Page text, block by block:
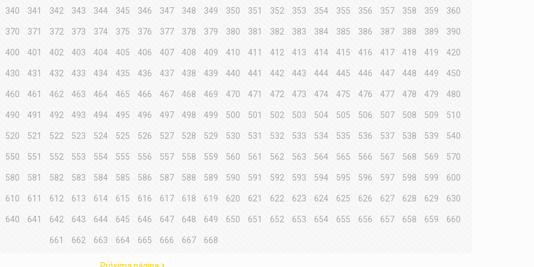
340 341 342 343 344 345 346 347 348 349 350 351 352 353 354 355 356 357 358 359 360
370 371 372 373 374 375 376 377 378 379 380 381 382 383 384 385 386 387 388 389 390
400 401 402 403 404 405 406 407 408 409 410 411 412 413 414 415 416 417 418 419 420
430 431 432 433 434 435 436 437 438 439 440 441 442 443 444 445 446 447 448 449 450
460 461 462 463 464 465 466 467 468 469 470 471 472 473 474 475 476 477 478 479 480
490 491 492 493 494 495 496 497 498 499 500 501 502 503 504 505 506 507 508 509 510
520 521 522 523 524 525 526 527 528 529 530 531 532 533 534 535 536 537 538 539 540
550 551 552 553 554 555 556 557 558 559 560 561 562 563 564 565 566 567 568 569 570
580 581 582 583 584 585 586 587 588 589 590 591 592 593 594 595 596 597 598 599 600
610 611 612 613 614 615 616 617 618 619 620 621 622 623 624 625 626 627 628 629 630
640 641 642 643 644 645 646 647 648 649 650 651 652 653 654 655 656 657 658 659 660
661 662 663 664 665 666 667 668